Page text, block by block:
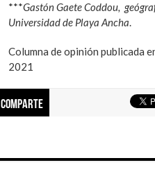
***Gastón Gaete Coddou,
Universidad de Playa Ancha.
Columna de opinión publicada
2021
Comparte